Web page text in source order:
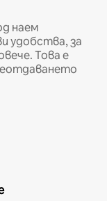
наем
удобства, за
Това е